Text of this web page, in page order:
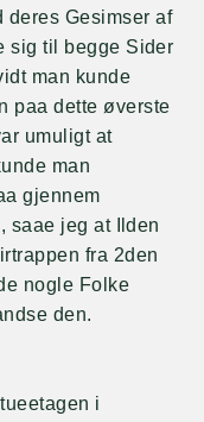
deres Gesimser af
sig til begge Sider
man kunde
paa dette øverste
umuligt at
man
gjennem
saae jeg at Ilden
fra 2den
nogle Folke
den.
i